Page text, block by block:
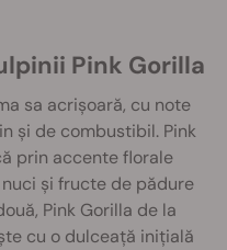
Pink Gorilla
sa acrișoară, cu note
și de combustibil. Pink
prin accente florale
și fructe de pădure
Pink Gorilla de la
cu o dulceață inițială